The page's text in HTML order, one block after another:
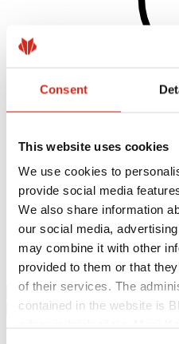
Consent
This website uses cookies
We use cookies to
provide social media
We also share information
our social media,
may combine it with other
provided to them or that
of their services. The
contained in the website is
Dangos,
Garantijos
Įgyvendinti
Parsisiunčiami
Rasti rangovą
Kur įsigyti?
BIM
Parsisiųsti
Kontaktai